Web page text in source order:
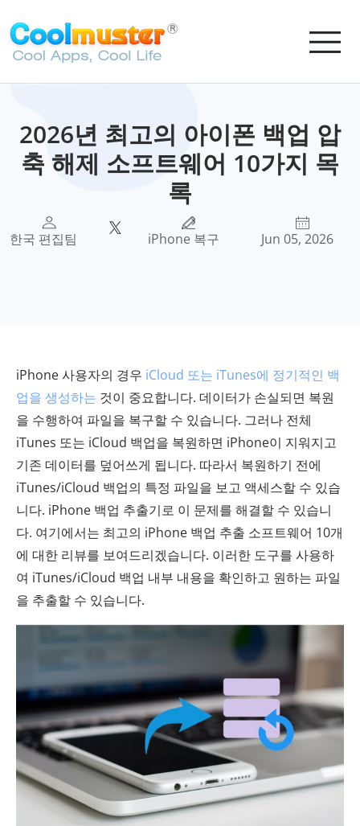
2026년 최고의 아이폰 백업 압
축 해제 소프트웨어 10가지 목
록
한국 편집팀 iPhone 복구 Jun 05, 2026
iPhone 사용자의 경우 iCloud 또는 iTunes에 정기적인 백
업을 생성하는 것이 중요합니다. 데이터가 손실되면 복원
을 수행하여 파일을 복구할 수 있습니다. 그러나 전체
iTunes 또는 iCloud 백업을 복원하면 iPhone이 지워지고
기존 데이터를 덮어쓰게 됩니다. 따라서 복원하기 전에
iTunes/iCloud 백업의 특정 파일을 보고 액세스할 수 있습
니다. iPhone 백업 추출기로 이 문제를 해결할 수 있습니
다. 여기에서는 최고의 iPhone 백업 추출 소프트웨어 10개
에 대한 리뷰를 보여드리겠습니다. 이러한 도구를 사용하
여 iTunes/iCloud 백업 내부 내용을 확인하고 원하는 파일
을 추출할 수 있습니다.